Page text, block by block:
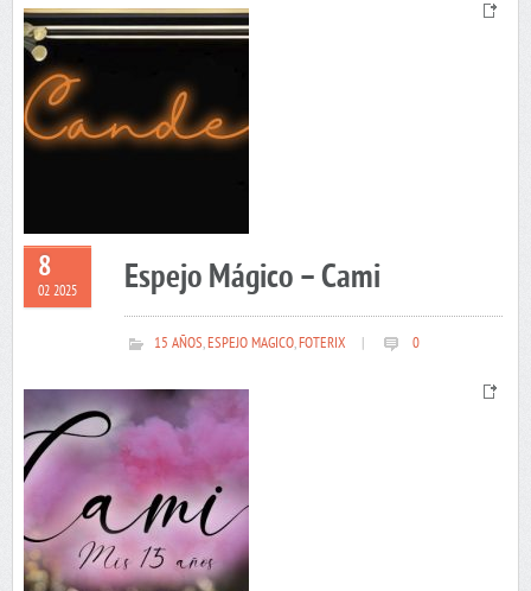
8
02 2025 Espejo Mágico – Cami
15 AÑOS,ESPEJO MAGICO,FOTERIX 0